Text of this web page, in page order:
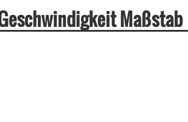
Maßstab